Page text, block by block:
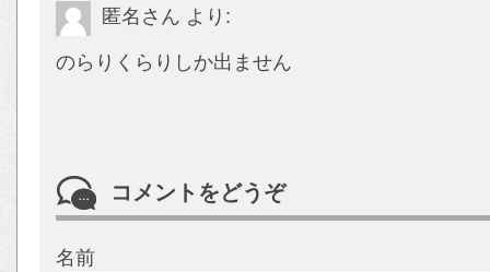
匿名さん より:
のらりくらりしか出ません
コメントをどうぞ
名前